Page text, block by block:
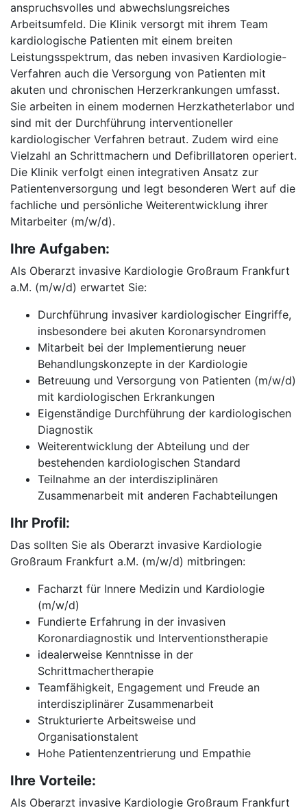
anspruchsvolles und abwechslungsreiches
Arbeitsumfeld. Die Klinik versorgt mit ihrem Team
kardiologische Patienten mit einem breiten
Leistungsspektrum, das neben invasiven Kardiologie-
Verfahren auch die Versorgung von Patienten mit
akuten und chronischen Herzerkrankungen umfasst.
Sie arbeiten in einem modernen Herzkatheterlabor und
sind mit der Durchführung interventioneller
kardiologischer Verfahren betraut. Zudem wird eine
Vielzahl an Schrittmachern und Defibrillatoren operiert.
Die Klinik verfolgt einen integrativen Ansatz zur
Patientenversorgung und legt besonderen Wert auf die
fachliche und persönliche Weiterentwicklung ihrer
Mitarbeiter (m/w/d).
Ihre Aufgaben:
Als Oberarzt invasive Kardiologie Großraum Frankfurt
a.M. (m/w/d) erwartet Sie:
Durchführung invasiver kardiologischer Eingriffe,
insbesondere bei akuten Koronarsyndromen
Mitarbeit bei der Implementierung neuer
Behandlungskonzepte in der Kardiologie
Betreuung und Versorgung von Patienten (m/w/d)
mit kardiologischen Erkrankungen
Eigenständige Durchführung der kardiologischen
Diagnostik
Weiterentwicklung der Abteilung und der
bestehenden kardiologischen Standard
Teilnahme an der interdisziplinären
Zusammenarbeit mit anderen Fachabteilungen
Ihr Profil:
Das sollten Sie als Oberarzt invasive Kardiologie
Großraum Frankfurt a.M. (m/w/d) mitbringen:
Facharzt für Innere Medizin und Kardiologie
(m/w/d)
Fundierte Erfahrung in der invasiven
Koronardiagnostik und Interventionstherapie
idealerweise Kenntnisse in der
Schrittmachertherapie
Teamfähigkeit, Engagement und Freude an
interdisziplinärer Zusammenarbeit
Strukturierte Arbeitsweise und
Organisationstalent
Hohe Patientenzentrierung und Empathie
Ihre Vorteile:
Als Oberarzt invasive Kardiologie Großraum Frankfurt